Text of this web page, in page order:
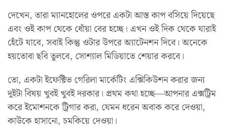
দেখেন, তারা ম্যানহোলের ওপরে একটা আস্ত কাপ বসিয়ে দিয়েছে
এবং ওই কাপ থেকে ধোঁয়া বের হচ্ছে। এখন ওই দিক থেকে যারাই
হেঁটে যাবে, সবাই কিন্তু ওটার উপরে অ্যাটেনশন দিবে। অনেকে
হয়তোবা ছবি তুলবে, সোশ্যাল মিডিয়াতে শেয়ার করবে।
তো, একটা ইফেক্টিভ গেরিলা মার্কেটিং এক্সিকিউশন করার জন্য
দুইটা বিষয় খুবই খুবই দরকার। প্রথম কথা হচ্ছে—আপনার এক্সট্রিম
করে ইমোশনকে ট্রিগার করা, যেমন ধরেন অবাক করে দেওয়া,
কাউকে হাসানো, চমকিয়ে দেওয়া।